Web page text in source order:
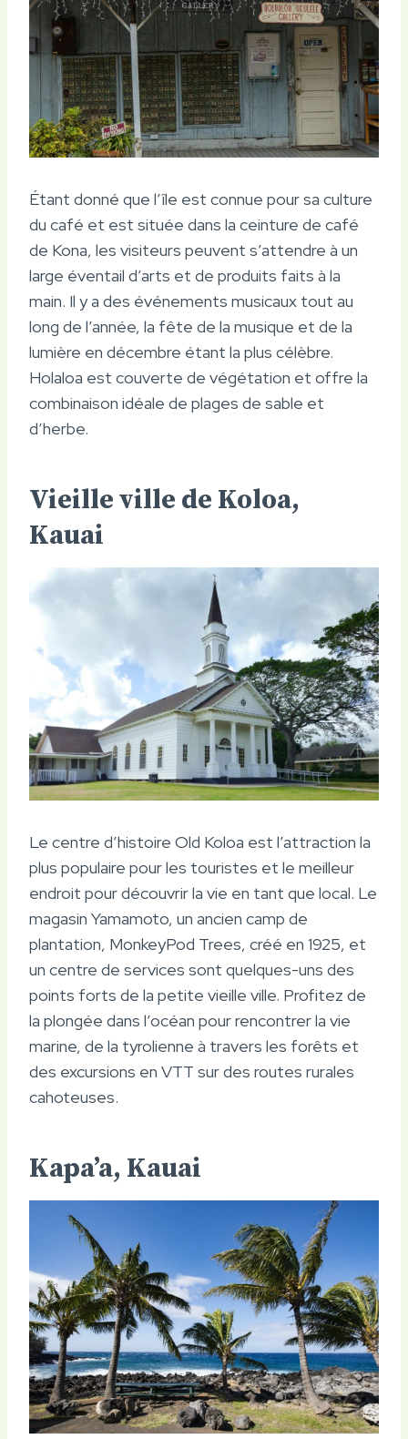
Étant donné que l’île est connue pour sa culture
du café et est située dans la ceinture de café
de Kona, les visiteurs peuvent s’attendre à un
large éventail d’arts et de produits faits à la
main. Il y a des événements musicaux tout au
long de l’année, la fête de la musique et de la
lumière en décembre étant la plus célèbre.
Holaloa est couverte de végétation et offre la
combinaison idéale de plages de sable et
d’herbe.
Vieille ville de Koloa,
Kauai
Le centre d’histoire Old Koloa est l’attraction la
plus populaire pour les touristes et le meilleur
endroit pour découvrir la vie en tant que local. Le
magasin Yamamoto, un ancien camp de
plantation, MonkeyPod Trees, créé en 1925, et
un centre de services sont quelques-uns des
points forts de la petite vieille ville. Profitez de
la plongée dans l’océan pour rencontrer la vie
marine, de la tyrolienne à travers les forêts et
des excursions en VTT sur des routes rurales
cahoteuses.
Kapa’a, Kauai